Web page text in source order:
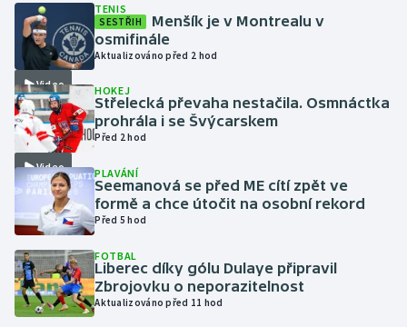
Házená
Jezdectví
Judo
Krasobruslení
Lezení
Lyže a snowboard
Moderní pětiboj
Motorsport
Video
TENIS
SESTŘIH
Menšík je v Montrealu v
osmifinále
Aktualizováno před 2 hod
Video
HOKEJ
Střelecká převaha nestačila. Osmnáctka
prohrála i se Švýcarskem
Před 2 hod
PLAVÁNÍ
Seemanová se před ME cítí zpět ve
formě a chce útočit na osobní rekord
Před 5 hod
FOTBAL
Liberec díky gólu Dulaye připravil
Zbrojovku o neporazitelnost
Aktualizováno před 11 hod